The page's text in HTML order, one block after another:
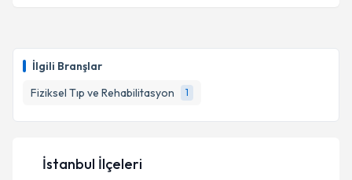
İlgili Branşlar
Fiziksel Tıp ve Rehabilitasyon
1
takvim hazırlandığında e-posta ile bilgilendireceğiz.
İstanbul İlçeleri